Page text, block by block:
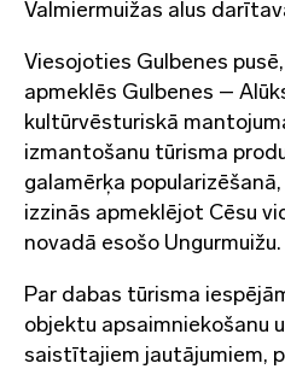
Valmiermuižas alus
Viesojoties Gulbenes
apmeklēs Gulbenes –
kultūrvēsturiskā
izmantošanu tūrisma
galamērķa
izzinās apmeklējot Cēsu
novadā esošo Ungurmuižu.
Par dabas tūrisma
objektu apsaimniekošanu
saistītajiem jautājumiem,